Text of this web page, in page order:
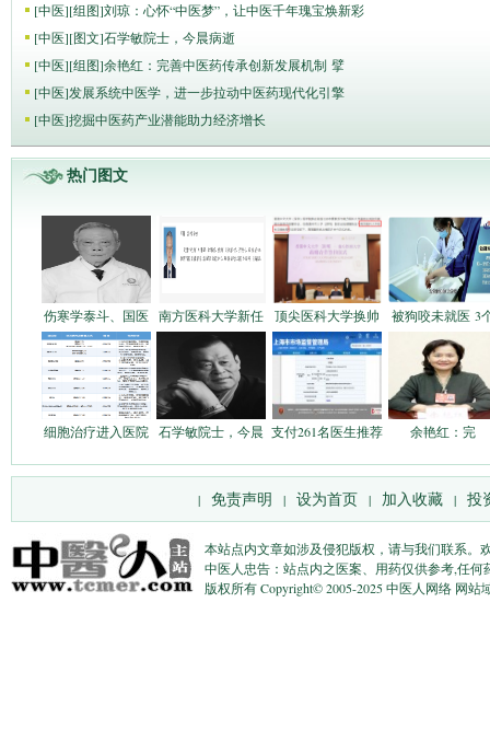
[中医][组图]刘琼：心怀“中医梦”，让中医千年瑰宝焕新彩
[中医][图文]石学敏院士，今晨病逝
[中医][组图]​余艳红：完善中医药传承创新发展机制 擘
[中医]发展系统中医学，进一步拉动中医药现代化引擎
[中医]挖掘中医药产业潜能助力经济增长
热门图文
伤寒学泰斗、国医 南方医科大学新任 顶尖医科大学换帅 被狗咬未就医 3
细胞治疗进入医院 石学敏院士，今晨 支付261名医生推荐 ​余艳红：完
| 免责声明 | 设为首页 | 加入收藏 | 投
本站点内文章如涉及侵犯版权，请与我们联系。
中医人忠告：站点内之医案、用药仅供参考,任
版权所有 Copyright© 2005-2025 中医人网络 网站